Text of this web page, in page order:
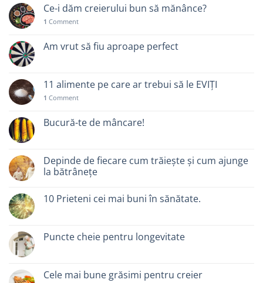
Ce-i dăm creierului bun să mănânce?
1 Comment
Am vrut să fiu aproape perfect
11 alimente pe care ar trebui să le EVIȚI
1 Comment
Bucură-te de mâncare!
Depinde de fiecare cum trăiește și cum ajunge
la bătrânețe
10 Prieteni cei mai buni în sănătate.
Puncte cheie pentru longevitate
Cele mai bune grăsimi pentru creier